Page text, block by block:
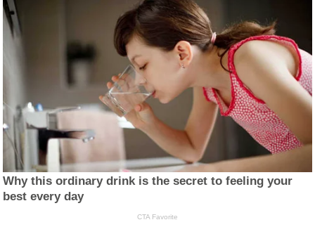
Why this ordinary drink is the secret to feeling your
best every day
CTA Favorite